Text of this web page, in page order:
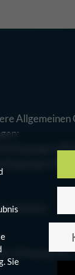
Allgemeinen
Schumag AG
.Sie